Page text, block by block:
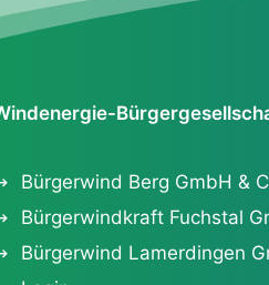
Bürgerwind Berg GmbH &
Bürgerwindkraft Fuchstal
Bürgerwind Lamerdingen